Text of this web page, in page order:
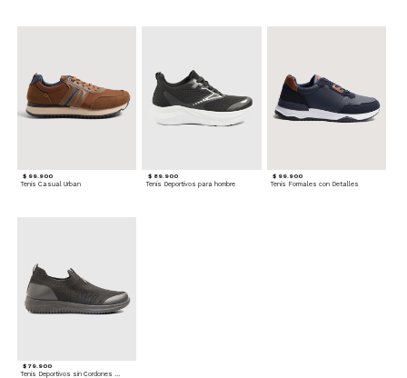
$ 99.900
Tenis Casual Urban
$ 89.900
Tenis Deportivos para hombre
$ 99.900
Tenis Formales con Detalles
$ 79.900
Tenis Deportivos sin Cordones para hombre